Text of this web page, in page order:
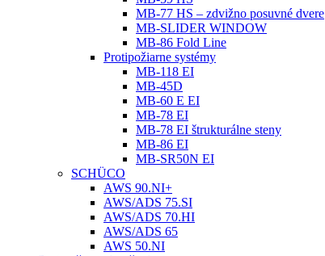
MB-77 HS – zdvižno posuvné dvere
MB-SLIDER WINDOW
MB-86 Fold Line
Protipožiarne systémy
MB-118 EI
MB-45D
MB-60 E EI
MB-78 EI
MB-78 EI štrukturálne steny
MB-86 EI
MB-SR50N EI
SCHÜCO
AWS 90.NI+
AWS/ADS 75.SI
AWS/ADS 70.HI
AWS/ADS 65
AWS 50.NI